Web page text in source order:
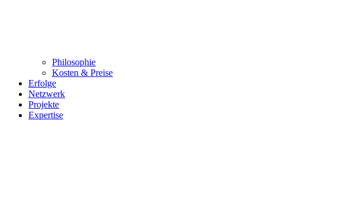
Philosophie
Kosten & Preise
Erfolge
Netzwerk
Projekte
Expertise